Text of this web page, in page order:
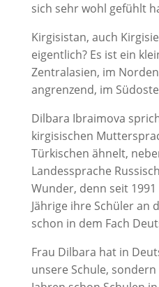
sich sehr wohl gefühlt
Kirgisistan, auch
eigentlich? Es ist ein
Zentralasien, im
angrenzend, im
Dilbara Ibraimova
kirgisischen
Türkischen ähnelt,
Landessprache
Wunder, denn seit
Jährige ihre Schüler an
schon in dem Fach
Frau Dilbara hat in
unsere Schule,